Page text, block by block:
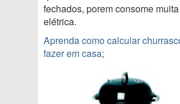
fechados, porem consome
elétrica.
Aprenda como calcular
fazer em casa;